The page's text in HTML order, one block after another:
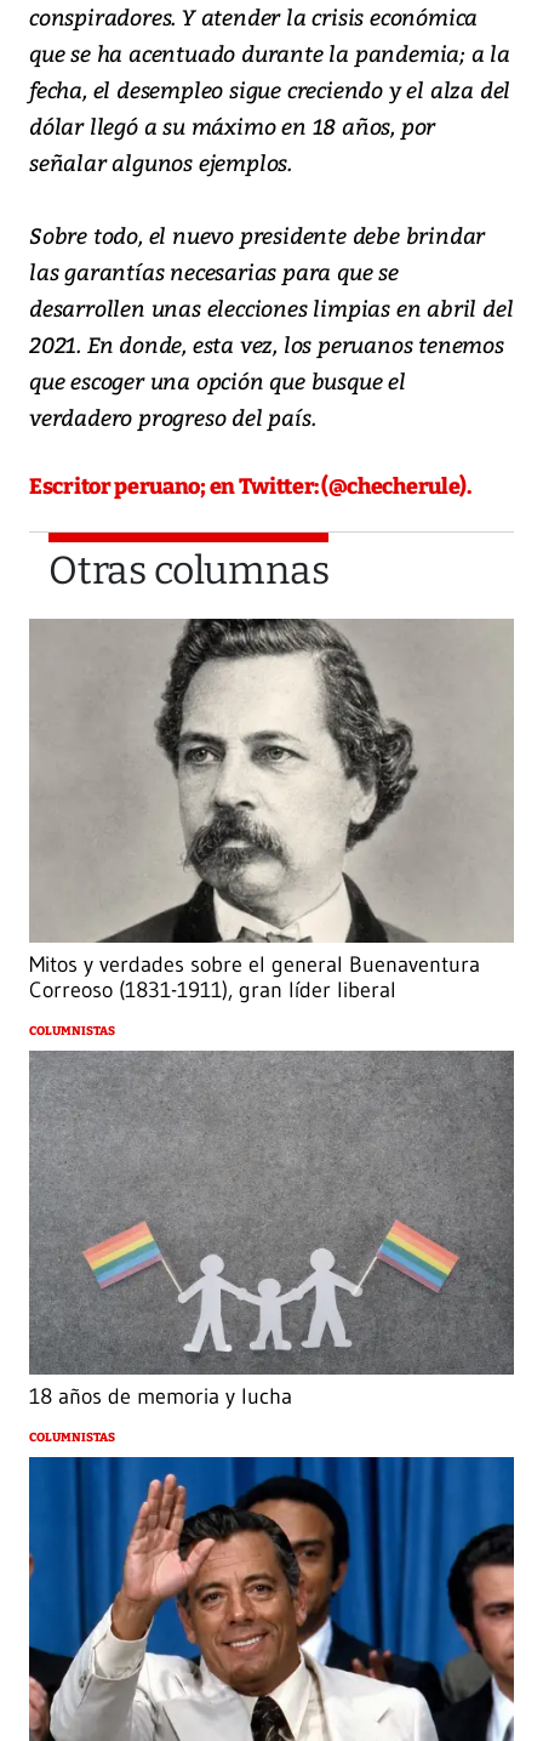
conspiradores. Y atender la crisis económica
que se ha acentuado durante la pandemia; a la
fecha, el desempleo sigue creciendo y el alza del
dólar llegó a su máximo en 18 años, por
señalar algunos ejemplos.
Sobre todo, el nuevo presidente debe brindar
las garantías necesarias para que se
desarrollen unas elecciones limpias en abril del
2021. En donde, esta vez, los peruanos tenemos
que escoger una opción que busque el
verdadero progreso del país.
Escritor peruano; en Twitter: (@checherule).
Otras columnas
Mitos y verdades sobre el general Buenaventura
Correoso (1831-1911), gran líder liberal
COLUMNISTAS
18 años de memoria y lucha
COLUMNISTAS